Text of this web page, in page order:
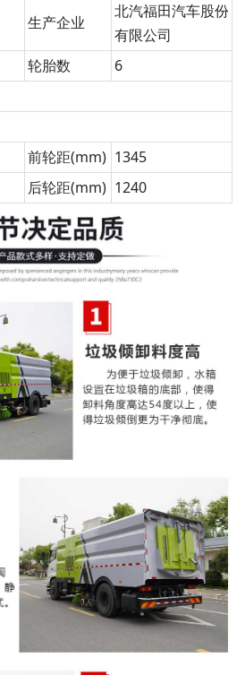
生产企业
北汽福田汽车股份
有限公司
轮胎数
6
前轮距(mm) 1345
后轮距(mm) 1240